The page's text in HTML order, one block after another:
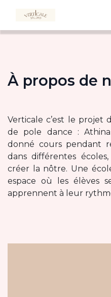
À propos de
Verticale c’est le projet
de pole dance :
donné cours pendant
dans différentes
créer la nôtre. Une
espace où les élèves
apprennent à leur